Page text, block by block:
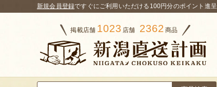
新規会員登録ですぐにご利用いただける100円分のポイント進呈
掲載店舗 1023 店舗 2362 商品